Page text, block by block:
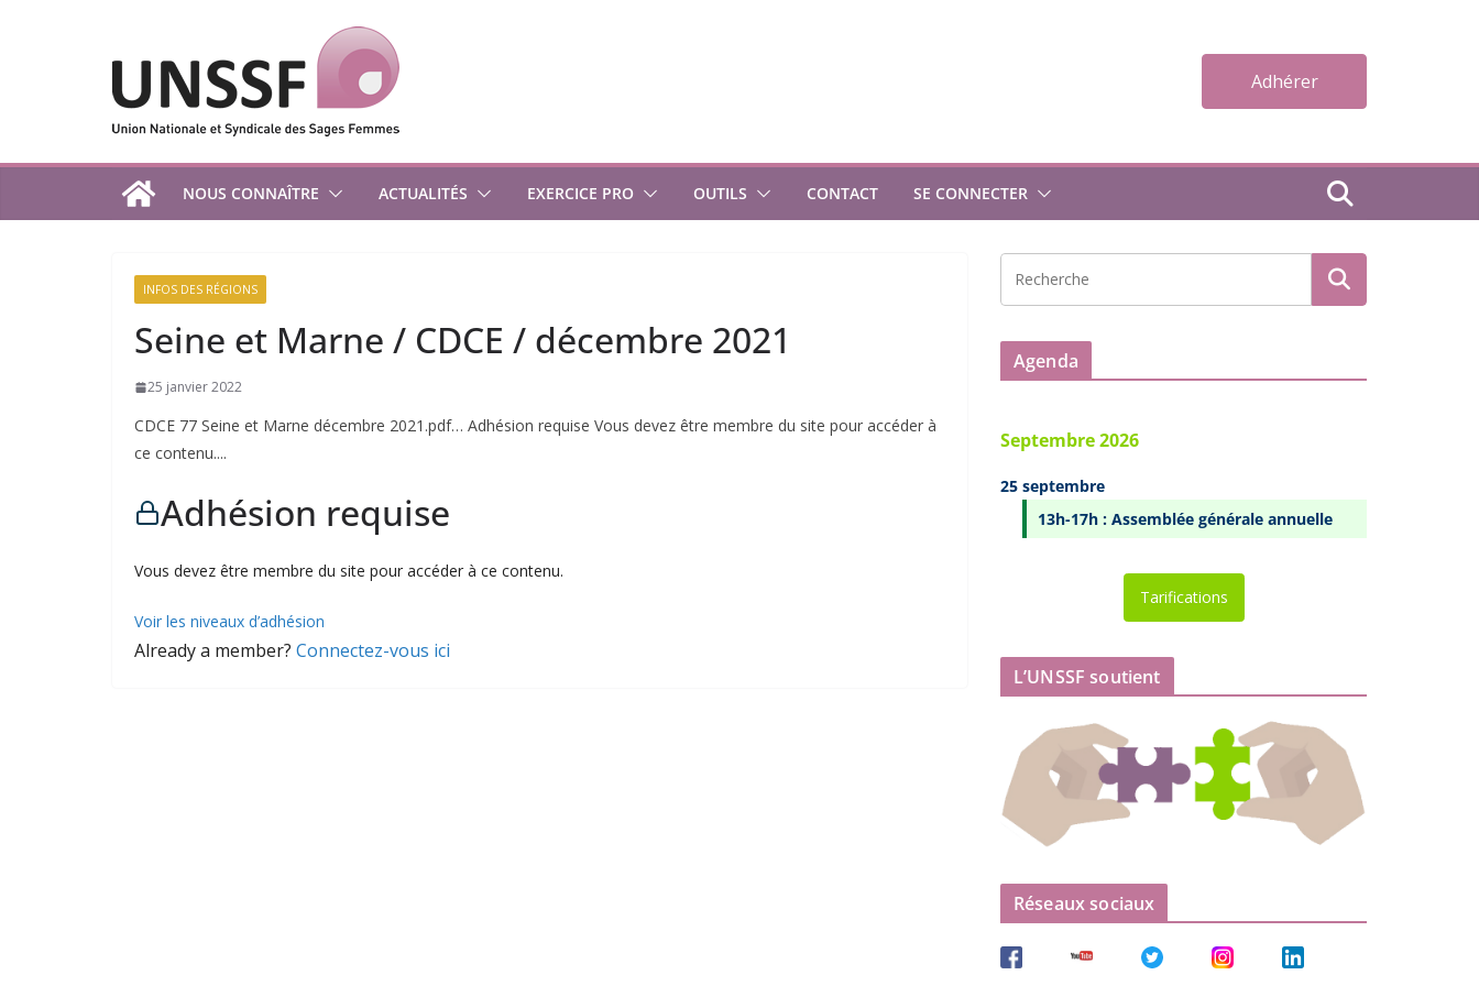
Adhérer
NOUS CONNAÎTRE ACTUALITÉS EXERCICE PRO OUTILS CONTACT SE CONNECTER
INFOS DES RÉGIONS
Seine et Marne / CDCE / décembre 2021
25 janvier 2022
CDCE 77 Seine et Marne décembre 2021.pdf… Adhésion requise Vous devez être membre du site pour accéder à
ce contenu....
Adhésion requise
Vous devez être membre du site pour accéder à ce contenu.
Voir les niveaux d’adhésion
Already a member? Connectez-vous ici
Agenda
Septembre 2026
25 septembre
13h-17h : Assemblée générale annuelle
Tarifications
L’UNSSF soutient
Réseaux sociaux